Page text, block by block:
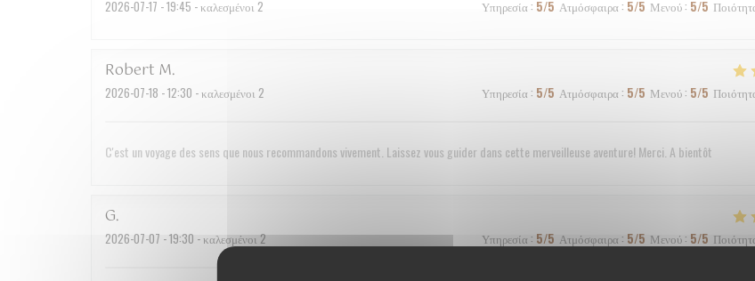
2026-07-17 - 19:45 - καλεσμένοι 2 Υπηρεσία: 5/5 Ατμόσφαιρα: 5/5 Μενού: 5/5
Robert M
2026-07-18 - 12:30 - καλεσμένοι 2 Υπηρεσία: 5/5 Ατμόσφαιρα: 5/5 Μενού: 5/5
C'est un voyage des sens que nous recommandons vivement. Laissez vous guider dans cette merveilleuse aventure! Merci. A bientôt
G
2026-07-07 - 19:30 - καλεσμένοι 2 Υπηρεσία: 5/5 Ατμόσφαιρα: 5/5 Μενού: 5/5